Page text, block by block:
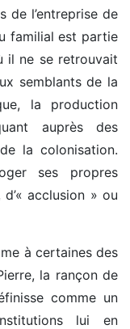
de l’entreprise de
familial est partie
il ne se retrouvait
semblants de la
la production
auprès des
la colonisation.
ses propres
acclusion » ou
à certaines des
la rançon de
comme un
lui en